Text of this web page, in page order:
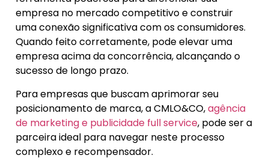
empresa no mercado competitivo e construir
uma conexão significativa com os consumidores.
Quando feito corretamente, pode elevar uma
empresa acima da concorrência, alcançando o
sucesso de longo prazo.
Para empresas que buscam aprimorar seu
posicionamento de marca, a CMLO&CO,agência
de marketing e publicidade full service, pode ser a
parceira ideal para navegar neste processo
complexo e recompensador.